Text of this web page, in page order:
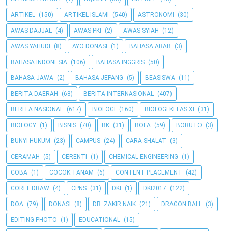
ARTIKEL (150) ARTIKEL ISLAMI (540) ASTRONOMI (30)
AWAS DAJJAL (4) AWAS PKI (2) AWAS SYIAH (12)
AWAS YAHUDI (8) AYO DONASI (1) BAHASA ARAB (3)
BAHASA INDONESIA (106) BAHASA INGGRIS (50)
BAHASA JAWA (2) BAHASA JEPANG (5) BEASISWA (11)
BERITA DAERAH (68) BERITA INTERNASIONAL (407)
BERITA NASIONAL (617) BIOLOGI (160) BIOLOGI KELAS XI (31)
BIOLOGY (1) BISNIS (70) BK (31) BOLA (59) BORUTO (3)
BUNYI HUKUM (23) CAMPUS (24) CARA SHALAT (3)
CERAMAH (5) CERENTI (1) CHEMICAL ENGINEERING (1)
COBA (1) COCOK TANAM (6) CONTENT PLACEMENT (42)
COREL DRAW (4) CPNS (31) DKI (1) DKI2017 (122)
DOA (79) DONASI (8) DR. ZAKIR NAIK (21) DRAGON BALL (3)
EDITING PHOTO (1) EDUCATIONAL (15)